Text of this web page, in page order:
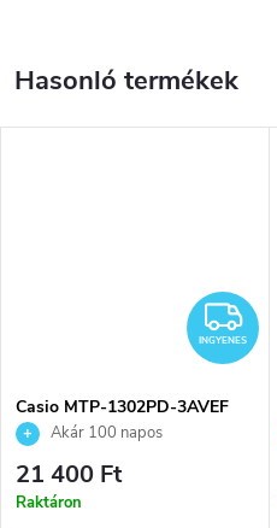
INGYENES
Casio MTP-1302PD-3AVEF
karóraAkár 100 napos
visszaküldési lehetőség. Hivatalos
márkakereskedő.
21 400 Ft
Raktáron